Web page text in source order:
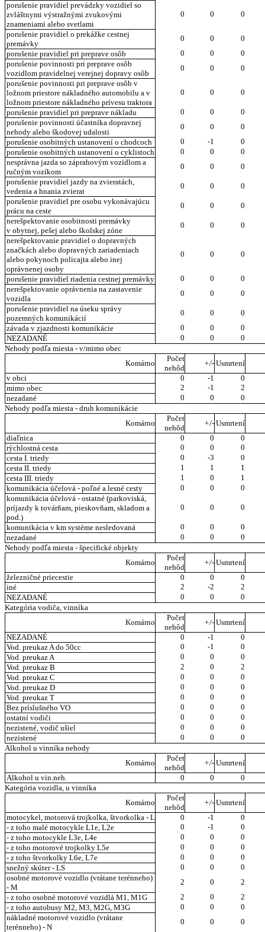
porušenie pravidiel prevádzky vozidiel so
zvláštnymi výstražnými zvukovými
znameniami alebo svetlami
0 0 0
porušenie pravidiel o prekážke cestnej
premávky
0 0
0
porušenie pravidiel pri preprave osôb
0 0
0
porušenie povinnosti pri preprave osôb
vozidlom pravidelnej verejnej dopravy osôb
0 0
0
porušenie povinnosti pri preprave osôb v
ložnom priestore nákladného automobilu a v
ložnom priestore nákladného prívesu traktora
0 0 0
porušenie pravidiel pri preprave nákladu 0 0
0
porušenie povinnosti účastníka dopravnej
nehody alebo škodovej udalosti
0 0
0
porušenie osobitných ustanovení o chodcoch
0 -1
0
porušenie osobitných ustanovení o cyklistoch
0 0
0
nesprávna jazda so záprahovým vozidlom a
ručným vozíkom
0 0
0
porušenie pravidiel jazdy na zvieratách,
vedenia a hnania zvierat
0 0
0
porušenie pravidiel pre osobu vykonávajúcu
prácu na ceste
0 0
0
nerešpektovanie osobitnosti premávky
v obytnej, pešej alebo školskej zóne
0 0
0
nerešpektovanie pravidiel o dopravných
značkách alebo dopravných zariadeniach
alebo pokynoch policajta alebo inej
oprávnenej osoby
0 0 0
porušenie pravidiel riadenia cestnej premávky 0 0
0
nerešpektovanie oprávnenia na zastavenie
vozidla
0 0
0
porušenie pravidiel na úseku správy
pozemných komunikácií
0 0
0
závada v zjazdnosti komunikácie
0 0
0
NEZADANÉ
0 0
0
Nehody podľa miesta - v/mimo obec
Komárno
Počet
nehôd
+/- Usmrtení
v obci
0 -1
0
mimo obec
2 -1
2
nezadané
0 0
0
Nehody podľa miesta - druh komunikácie
Komárno
Počet
nehôd
+/- Usmrtení
diaľnica
0 0
0
rýchlostná cesta
0 0
0
cesta I. triedy
0 -3
0
cesta II. triedy
1 1
1
cesta III. triedy
1 0
1
komunikácia účelová - poľné a lesné cesty
0 0
0
komunikácia účelová - ostatné (parkoviská,
príjazdy k továrňam, pieskovňam, skladom a
pod.)
0 0 0
komunikácia v km systéme nesledovaná 0 0
0
nezadané
0 0
0
Nehody podľa miesta - špecifické objekty
Komárno
Počet
nehôd
+/- Usmrtení
železničné priecestie
0 0
0
iné
2 -2
2
NEZADANÉ
0 0
0
Kategória vodiča, vinníka
Komárno
Počet
nehôd
+/- Usmrtení
NEZADANÉ
0 -1
0
Vod. preukaz A do 50cc
0 -1
0
Vod. preukaz A
0 0
0
Vod. preukaz B
2 0
2
Vod. preukaz C
0 0
0
Vod. preukaz D
0 0
0
Vod. preukaz T
0 0
0
Bez príslušného VO
0 0
0
ostatní vodiči
0 0
0
nezistené, vodič ušiel
0 0
0
nezistené
0 0
0
Alkohol u vinníka nehody
Komárno
Počet
nehôd
+/- Usmrtení
Alkohol u vin.neh.
0 0
0
Kategória vozidla, u vinníka
Komárno
Počet
nehôd
+/- Usmrtení
motocykel, motorová trojkolka, štvorkolka - L
0 -1
0
- z toho malé motocykle L1e, L2e
0 -1
0
- z toho motocykle L3e, L4e
0 0
0
- z toho motorové trojkolky L5e
0 0
0
- z toho štvorkolky L6e, L7e
0 0
0
snežný skúter - LS
0 0
0
osobné motorové vozidlo (vrátane terénneho)
- M
2 0
2
- z toho osobné motorové vozidlá M1, M1G
2 0
2
- z toho autobusy M2, M3, M2G, M3G
0 0
0
nákladné motorové vozidlo (vrátane
terénneho) - N
0 0
0